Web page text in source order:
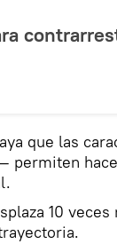
que las
permiten
10